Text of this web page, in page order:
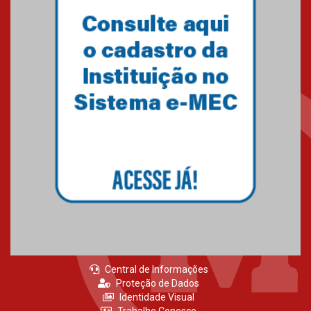
Central de Informações
Proteção de Dados
Identidade Visual